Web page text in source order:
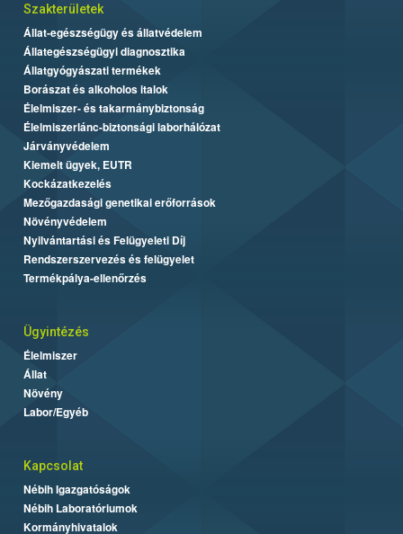
Szakterületek
Állat-egészségügy és állatvédelem
Állategészségügyi diagnosztika
Állatgyógyászati termékek
Borászat és alkoholos italok
Élelmiszer- és takarmánybiztonság
Élelmiszerlánc-biztonsági laborhálózat
Járványvédelem
Kiemelt ügyek, EUTR
Kockázatkezelés
Mezőgazdasági genetikai erőforrások
Növényvédelem
Nyilvántartási és Felügyeleti Díj
Rendszerszervezés és felügyelet
Termékpálya-ellenőrzés
Ügyintézés
Élelmiszer
Állat
Növény
Labor/Egyéb
Kapcsolat
Nébih Igazgatóságok
Nébih Laboratóriumok
Kormányhivatalok